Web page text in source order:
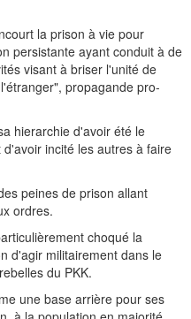
la prison à vie pour
persistante ayant conduit à de
visant à briser l'unité de
propagande pro-
hierarchie d'avoir été le
incité les autres à faire
peines de prison allant
ordres.
choqué la
d'agir militairement dans le
du PKK.
une base arrière pour ses